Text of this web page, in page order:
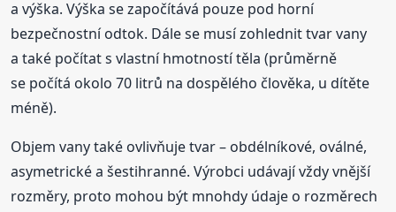
a výška. Výška se započítává pouze pod horní
bezpečnostní odtok. Dále se musí zohlednit tvar vany
a také počítat s vlastní hmotností těla (průměrně
se počítá okolo 70 litrů na dospělého člověka, u dítěte
méně).
Objem vany také ovlivňuje tvar – obdélníkové, oválné,
asymetrické a šestihranné. Výrobci udávají vždy vnější
rozměry, proto mohou být mnohdy údaje o rozměrech